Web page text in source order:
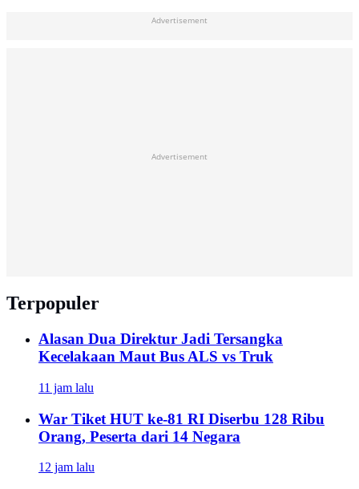
Advertisement
Advertisement
Terpopuler
Alasan Dua Direktur Jadi Tersangka
Kecelakaan Maut Bus ALS vs Truk
11 jam lalu
War Tiket HUT ke-81 RI Diserbu 128 Ribu
Orang, Peserta dari 14 Negara
12 jam lalu